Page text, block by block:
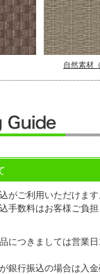
自然素材
がご利用いただけます
手数料はお客様ご負担
につきましては営業
銀行振込の場合は入金